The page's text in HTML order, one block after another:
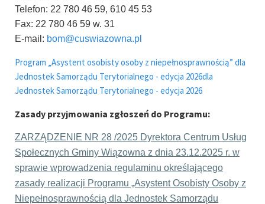
Telefon: 22 780 46 59, 610 45 53
Fax: 22 780 46 59 w. 31
E-mail:
Program „Asystent osobisty osoby z niepełnosprawnością” dla
Jednostek Samorządu Terytorialnego - edycja 2026dla
Jednostek Samorządu Terytorialnego - edycja 2026
Zasady przyjmowania zgłoszeń do Programu:
ZARZĄDZENIE NR 28 /2025 Dyrektora Centrum Usług
Społecznych Gminy Wiązowna z dnia 23.12.2025 r. w
sprawie wprowadzenia regulaminu określającego
zasady realizacji Programu „Asystent Osobisty Osoby z
Niepełnosprawnością dla Jednostek Samorządu